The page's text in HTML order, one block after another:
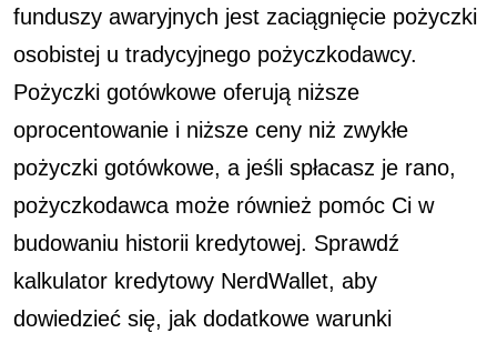
funduszy awaryjnych jest zaciągnięcie pożyczki
osobistej u tradycyjnego pożyczkodawcy.
Pożyczki gotówkowe oferują niższe
oprocentowanie i niższe ceny niż zwykłe
pożyczki gotówkowe, a jeśli spłacasz je rano,
pożyczkodawca może również pomóc Ci w
budowaniu historii kredytowej. Sprawdź
kalkulator kredytowy NerdWallet, aby
dowiedzieć się, jak dodatkowe warunki